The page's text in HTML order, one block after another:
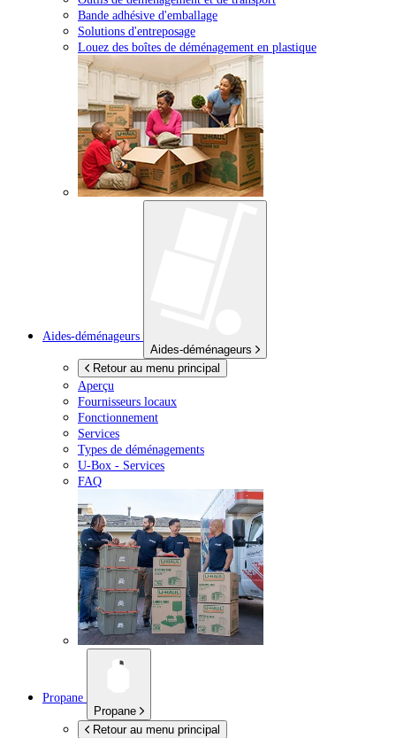
Bande adhésive d'emballage
Solutions d'entreposage
Louez des boîtes de déménagement en plastique
Aides-déménageurs
Aides-déménageurs
Retour au menu principal
Aperçu
Fournisseurs locaux
Fonctionnement
Services
Types de déménagements
U-Box - Services
FAQ
Propane
Propane
Retour au menu principal